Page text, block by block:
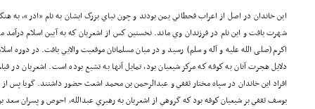
اين خاندان در اصل از اعراب قحطاني يمن بودند و چون نياي بزرگ ايشان به نام «ادر»، به
شهرت يافت و اين نام در فرزندان وي ماند. نخستين كس از اشعريان كه به آيين اسلام درآمد
اكرم (صلی الله علیه و آله و سلم) رسيد و در ميان مسلمانان موقعيت والايي يافت. در دوره
دلايل هجرت آنان به كوفه كه مركز شيعيان بود، تمايل آنها به تشيع بوده است. اشعريان
افراد اين خاندان در سپاه مختار ثقفي و عبدالرحمن بن محمد اشعث حضور داشتند. گويا
يوسف ثقفي بر شيعيان كوفه بود كه گروهي از اشعريان به رهبري عبدالله، احوص و پسران